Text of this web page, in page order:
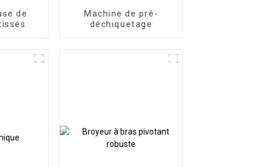
de
Machine de pré-
déchiquetage